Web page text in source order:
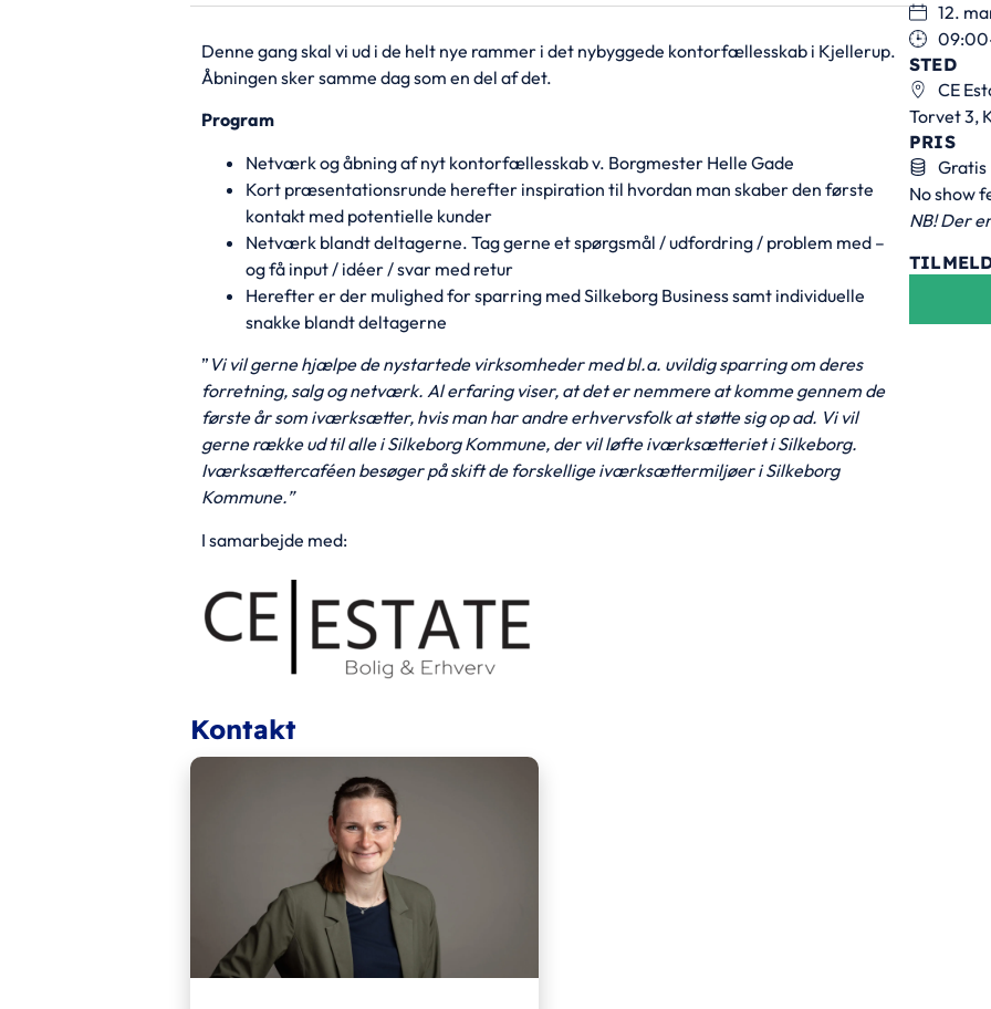
Denne gang skal vi ud i de helt nye rammer i det nybyggede kontorfællesskab i Kjellerup.
Åbningen sker samme dag som en del af det.
Program
Netværk og åbning af nyt kontorfællesskab v. Borgmester Helle Gade
Kort præsentationsrunde herefter inspiration til hvordan man skaber den første
kontakt med potentielle kunder
Netværk blandt deltagerne. Tag gerne et spørgsmål / udfordring / problem med –
og få input / idéer / svar med retur
Herefter er der mulighed for sparring med Silkeborg Business samt individuelle
snakke blandt deltagerne
” Vi vil gerne hjælpe de nystartede virksomheder med bl.a. uvildig sparring om deres
forretning, salg og netværk. Al erfaring viser, at det er nemmere at komme gennem de
første år som iværksætter, hvis man har andre erhvervsfolk at støtte sig op ad. Vi vil
gerne række ud til alle i Silkeborg Kommune, der vil løfte iværksætteriet i Silkeborg.
Iværksættercaféen besøger på skift de forskellige iværksættermiljøer i Silkeborg
Kommune.”
I samarbejde med:
Kontakt
12.
09:00
STED
CE
Torvet 3,
PRIS
Gratis
No show
NB! Der